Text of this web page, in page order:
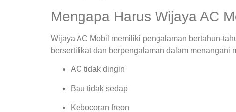
Mengapa Harus Wijaya AC
Wijaya AC Mobil memiliki pengalaman bertahun-
bersertifikat dan berpengalaman dalam menangani
AC tidak dingin
Bau tidak sedap
Kebocoran freon